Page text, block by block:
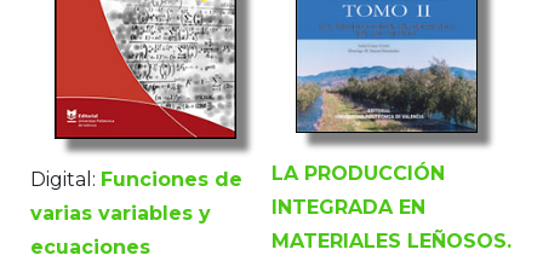
Digital: Funciones de
varias variables y
ecuaciones
LA PRODUCCIÓN
INTEGRADA EN
MATERIALES LEÑOSOS.